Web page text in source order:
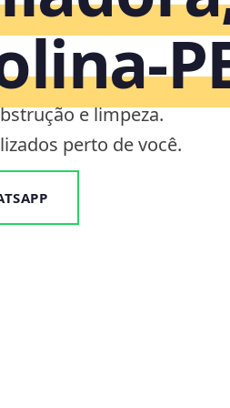
e limpeza.
perto de você.